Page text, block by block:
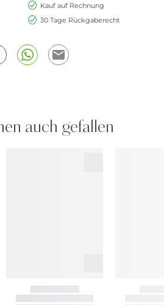
Kauf auf Rechnung
30 Tage Rückgaberecht
auch gefallen